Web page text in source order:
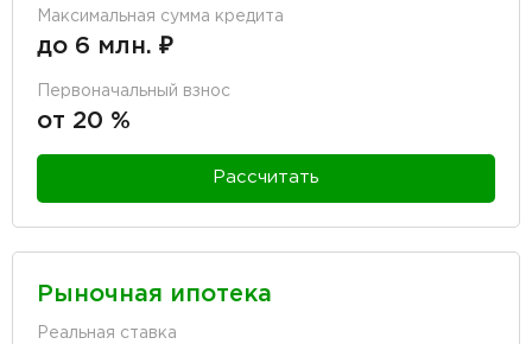
Максимальная сумма кредита
до 6 млн. ₽
Первоначальный взнос
от 20 %
Рассчитать
Рыночная ипотека
Реальная ставка